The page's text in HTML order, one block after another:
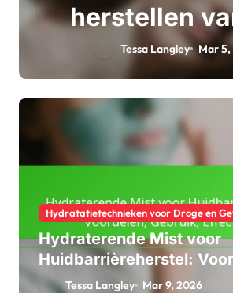
herstellen
Effectiviteit,
Gebruik
Tessa Langley Mar
Hydratatietechnieken voor Droge en
Hydraterende Mist voor
Huidbarrièreherstel:
Gebruik, Effectiviteit
Tessa Langley Mar 9, 2026